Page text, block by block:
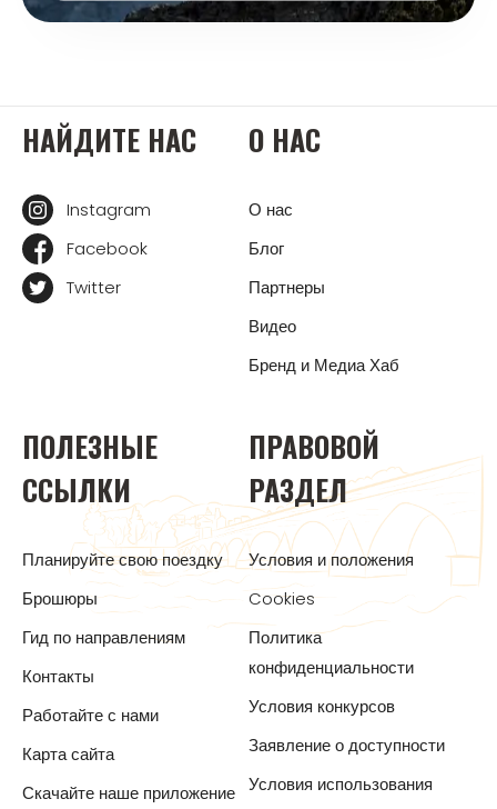
НАЙДИТЕ НАС
Instagram
Facebook
Twitter
О НАС
О нас
Блог
Партнеры
Видео
Бренд и Медиа Хаб
ПОЛЕЗНЫЕ
ССЫЛКИ
Планируйте свою поездку
Брошюры
Гид по направлениям
Контакты
Работайте с нами
Карта сайта
Скачайте наше приложение
ПРАВОВОЙ
РАЗДЕЛ
Условия и положения
Cookies
Политика
конфиденциальности
Условия конкурсов
Заявление о доступности
Условия использования